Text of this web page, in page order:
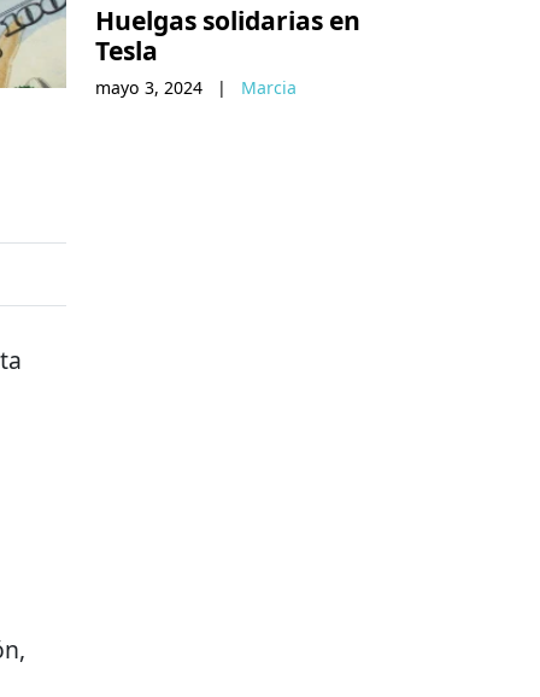
Huelgas solidarias en
Tesla
mayo 3, 2024 | Marcia